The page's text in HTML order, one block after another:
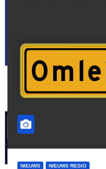
henkvandeberg
ook adverteren
NIEUWS NIEUWS REGIO